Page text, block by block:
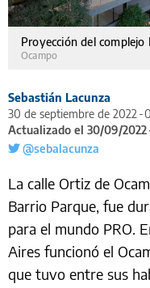
Proyección del complejo
Ocampo
Sebastián Lacunza
30 de septiembre de 2022
Actualizado el 30/09/2022
@sebalacunza
La calle Ortiz de
Barrio Parque, fue
para el mundo PRO.
Aires funcionó el
que tuvo entre sus